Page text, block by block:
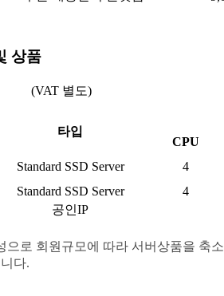
상품
(VAT 별도)
타입
CPU
Standard SSD Server
4
Standard SSD Server
4
공인IP
으로 회원규모에 따라 서버상품을 축소
다.